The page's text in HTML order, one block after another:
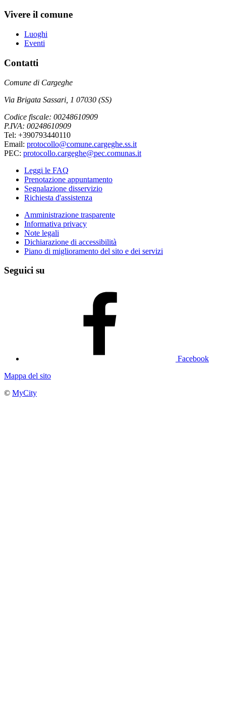
Vivere il comune
Luoghi
Eventi
Contatti
Comune di Cargeghe
Via Brigata Sassari, 1 07030 (SS)
Codice fiscale: 00248610909
P.IVA: 00248610909
Tel: +390793440110
Email: protocollo@comune.cargeghe.ss.it
PEC: protocollo.cargeghe@pec.comunas.it
Leggi le FAQ
Prenotazione appuntamento
Segnalazione disservizio
Richiesta d'assistenza
Amministrazione trasparente
Informativa privacy
Note legali
Dichiarazione di accessibilità
Piano di miglioramento del sito e dei servizi
Seguici su
Facebook
Mappa del sito
© MyCity